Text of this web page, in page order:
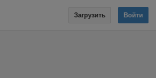
Загрузить Войти